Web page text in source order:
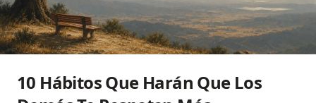
10 Hábitos Que Harán Que Los